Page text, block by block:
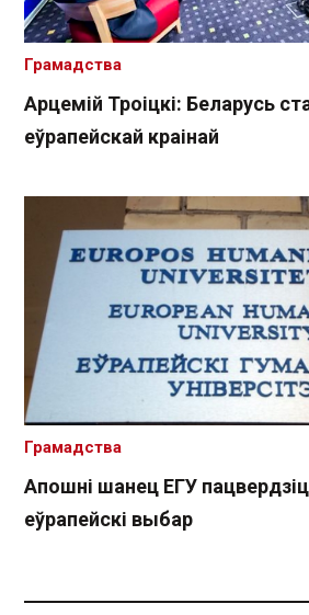
Арцемій Троіцкі: Беларусь
еўрапейскай краінай
Грамадства
Апошні шанец ЕГУ
еўрапейскі выбар
Грамадства